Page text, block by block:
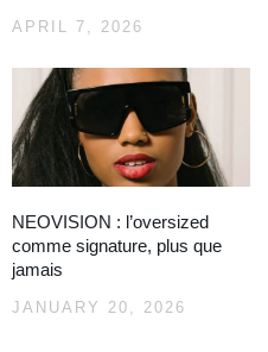
APRIL 7, 2026
NEOVISION : l’oversized
comme signature, plus que
jamais
JANUARY 20, 2026